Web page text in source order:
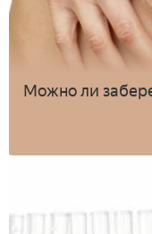
Можно ли